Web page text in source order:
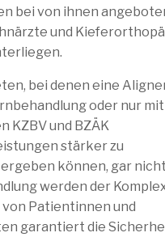
bei von ihnen
und
bei denen eine
oder nur mit
und BZÄK
stärker zu
können, gar nicht
werden der
Patientinnen und
garantiert die